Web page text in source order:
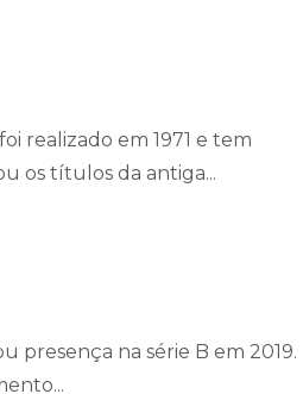
realizado em 1971 e tem
os títulos da antiga...
presença na série B em 2019.